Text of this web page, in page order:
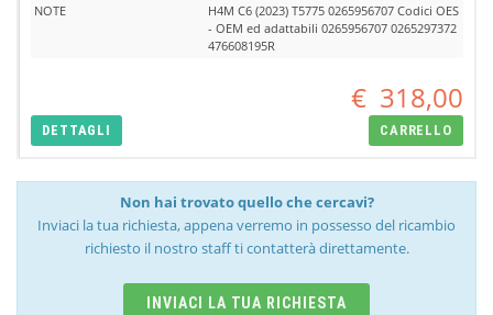
NOTE
H4M C6 (2023) T5775 0265956707 Codici OES
- OEM ed adattabili 0265956707 0265297372
476608195R
€ 318,00
DETTAGLI CARRELLO
Non hai trovato quello che cercavi?
Inviaci la tua richiesta, appena verremo in possesso del ricambio
richiesto il nostro staff ti contatterà direttamente.
INVIACI LA TUA RICHIESTA